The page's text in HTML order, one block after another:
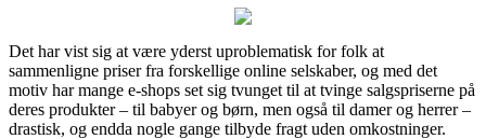
Det har vist sig at være yderst uproblematisk for folk at
sammenligne priser fra forskellige online selskaber, og med det
motiv har mange e-shops set sig tvunget til at tvinge salgspriserne på
deres produkter – til babyer og børn, men også til damer og herrer –
drastisk, og endda nogle gange tilbyde fragt uden omkostninger.